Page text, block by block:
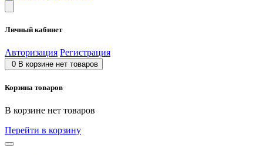
Личный кабинет
Авторизация Регистрация
0 В корзине нет товаров
Корзина товаров
В корзине нет товаров
Перейти в корзину